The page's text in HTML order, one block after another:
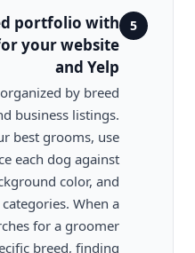
5
portfolio with
your website
and Yelp
by breed
business listings.
best grooms, use
each dog against
color, and
When a
for a groomer
breed, finding